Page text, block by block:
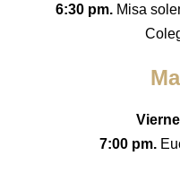
6:30 pm. Misa
7:00 pm.